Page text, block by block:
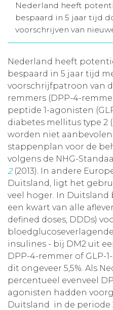
Aanmelden
Toegang
Nederland heeft
bespaard in 5 jaar tijd
voorschrijven van
Nederland heeft
bespaard in 5 jaar tijd
voorschrijfpatroon van
remmers (DPP-4-
peptide 1-agonisten
diabetes mellitus type 2
worden niet
stappenplan voor de
volgens de NHG-
2(2013). In andere
Duitsland, ligt het
veel hoger. In Duitsland
een kwart van alle
defined doses, DDDs)
insulines - bij DM2 uit
DPP-4-remmer of GLP-
dit ongeveer 5,5%. Als
percentueel evenveel
agonisten hadden
Duitsland in de periode